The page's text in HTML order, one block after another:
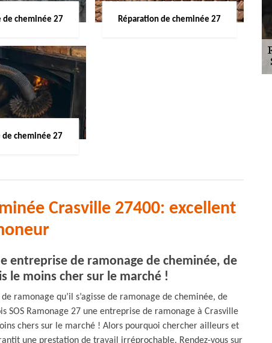
de cheminée 27 Réparation de cheminée 27
de cheminée 27
Crasville 27400: excellent
entreprise de ramonage de cheminée, de
le moins cher sur le marché !
ramonage qu’il s’agisse de ramonage de cheminée, de
SOS Ramonage 27 une entreprise de ramonage à Crasville
chers sur le marché ! Alors pourquoi chercher ailleurs et
une prestation de travail irréprochable. Rendez-vous sur